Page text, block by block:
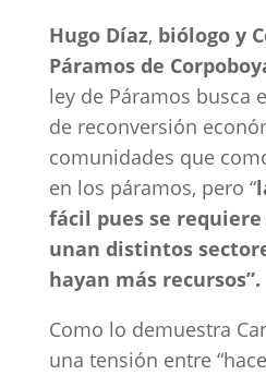
Hugo Díaz, biólogo y
Páramos de
ley de Páramos busca
de reconversión
comunidades que
en los páramos, pero “
fácil pues se requiere
unan distintos
hayan más recursos”.
Como lo demuestra
una tensión entre